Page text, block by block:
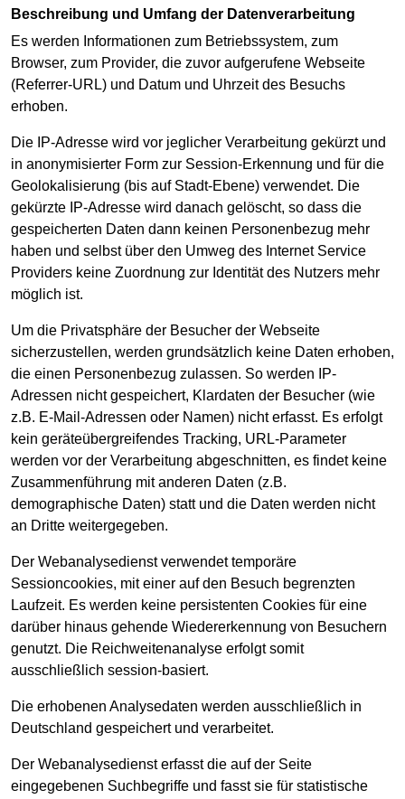
Beschreibung und Umfang der Datenverarbeitung
Es werden Informationen zum Betriebssystem, zum
Browser, zum Provider, die zuvor aufgerufene Webseite
(Referrer-URL) und Datum und Uhrzeit des Besuchs
erhoben.
Die IP-Adresse wird vor jeglicher Verarbeitung gekürzt und
in anonymisierter Form zur Session-Erkennung und für die
Geolokalisierung (bis auf Stadt-Ebene) verwendet. Die
gekürzte IP-Adresse wird danach gelöscht, so dass die
gespeicherten Daten dann keinen Personenbezug mehr
haben und selbst über den Umweg des Internet Service
Providers keine Zuordnung zur Identität des Nutzers mehr
möglich ist.
Um die Privatsphäre der Besucher der Webseite
sicherzustellen, werden grundsätzlich keine Daten erhoben,
die einen Personenbezug zulassen. So werden IP-
Adressen nicht gespeichert, Klardaten der Besucher (wie
z.B. E-Mail-Adressen oder Namen) nicht erfasst. Es erfolgt
kein geräteübergreifendes Tracking, URL-Parameter
werden vor der Verarbeitung abgeschnitten, es findet keine
Zusammenführung mit anderen Daten (z.B.
demographische Daten) statt und die Daten werden nicht
an Dritte weitergegeben.
Der Webanalysedienst verwendet temporäre
Sessioncookies, mit einer auf den Besuch begrenzten
Laufzeit. Es werden keine persistenten Cookies für eine
darüber hinaus gehende Wiedererkennung von Besuchern
genutzt. Die Reichweitenanalyse erfolgt somit
ausschließlich session-basiert.
Die erhobenen Analysedaten werden ausschließlich in
Deutschland gespeichert und verarbeitet.
Der Webanalysedienst erfasst die auf der Seite
eingegebenen Suchbegriffe und fasst sie für statistische